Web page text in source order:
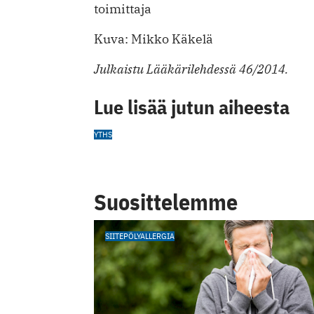
toimittaja
Kuva: Mikko Käkelä
Julkaistu Lääkärilehdessä 46/2014.
Lue lisää jutun aiheesta
YTHS
Suosittelemme
SIITEPÖLYALLERGIA